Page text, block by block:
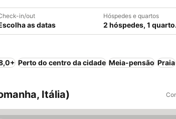
in/out
as datas
Hóspedes e quartos
2 hóspedes, 1 quarto.
Perto do centro da cidade Meia-pensão Praia
Itália)